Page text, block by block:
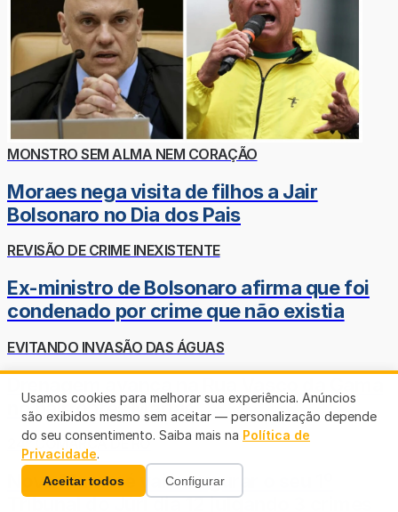
MONSTRO SEM ALMA NEM CORAÇÃO
Moraes nega visita de filhos a Jair
Bolsonaro no Dia dos Pais
REVISÃO DE CRIME INEXISTENTE
Ex-ministro de Bolsonaro afirma que foi
condenado por crime que não existia
EVITANDO INVASÃO DAS ÁGUAS
no bairro três Marias
24º COMARCA DE RO
Nova Mamoré vai inaugurar o seu 1º
Tribunal do Júri dia 12 julgando 3 crimes
Usamos cookies para melhorar sua experiência. Anúncios
são exibidos mesmo sem aceitar — personalização depende
do seu consentimento. Saiba mais na Política de
Privacidade.
Aceitar todos Configurar